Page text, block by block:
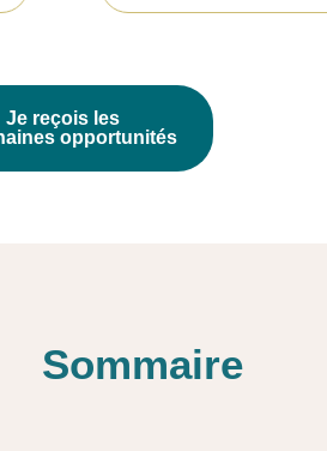
Je reçois les
opportunités
Sommaire